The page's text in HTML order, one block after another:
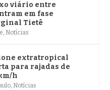
viário entre
em fase
Tietê
, Notícias
extratropical
para rajadas de
h
, Notícias